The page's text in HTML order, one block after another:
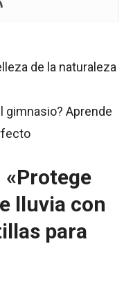
de la naturaleza
gimnasio? Aprende
lluvia con
para